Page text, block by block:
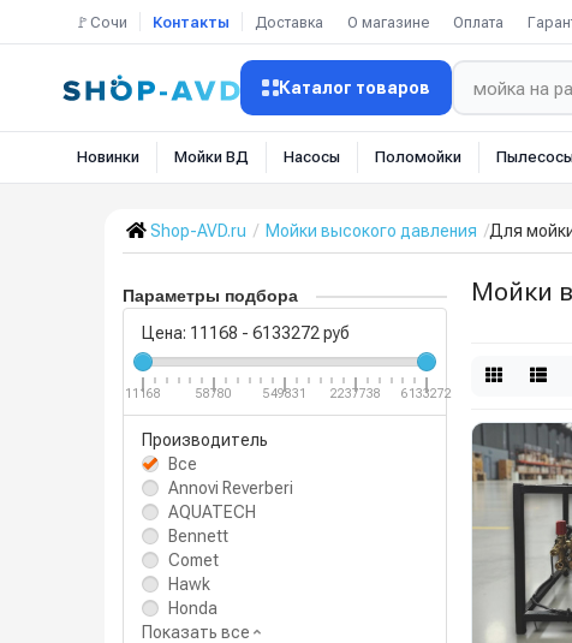
🚩Сочи Контакты Доставка О магазине Оплата
Каталог товаров
Новинки Мойки ВД Насосы Поломойки
Shop-AVD.ru Мойки высокого давления Для
Параметры подбора
Цена: 11168 - 6133272 руб
11168 58780 549831 2237738 6133272
Производитель
Все
Annovi Reverberi
AQUATECH
Bennett
Comet
Hawk
Honda
Показать все
Мойки